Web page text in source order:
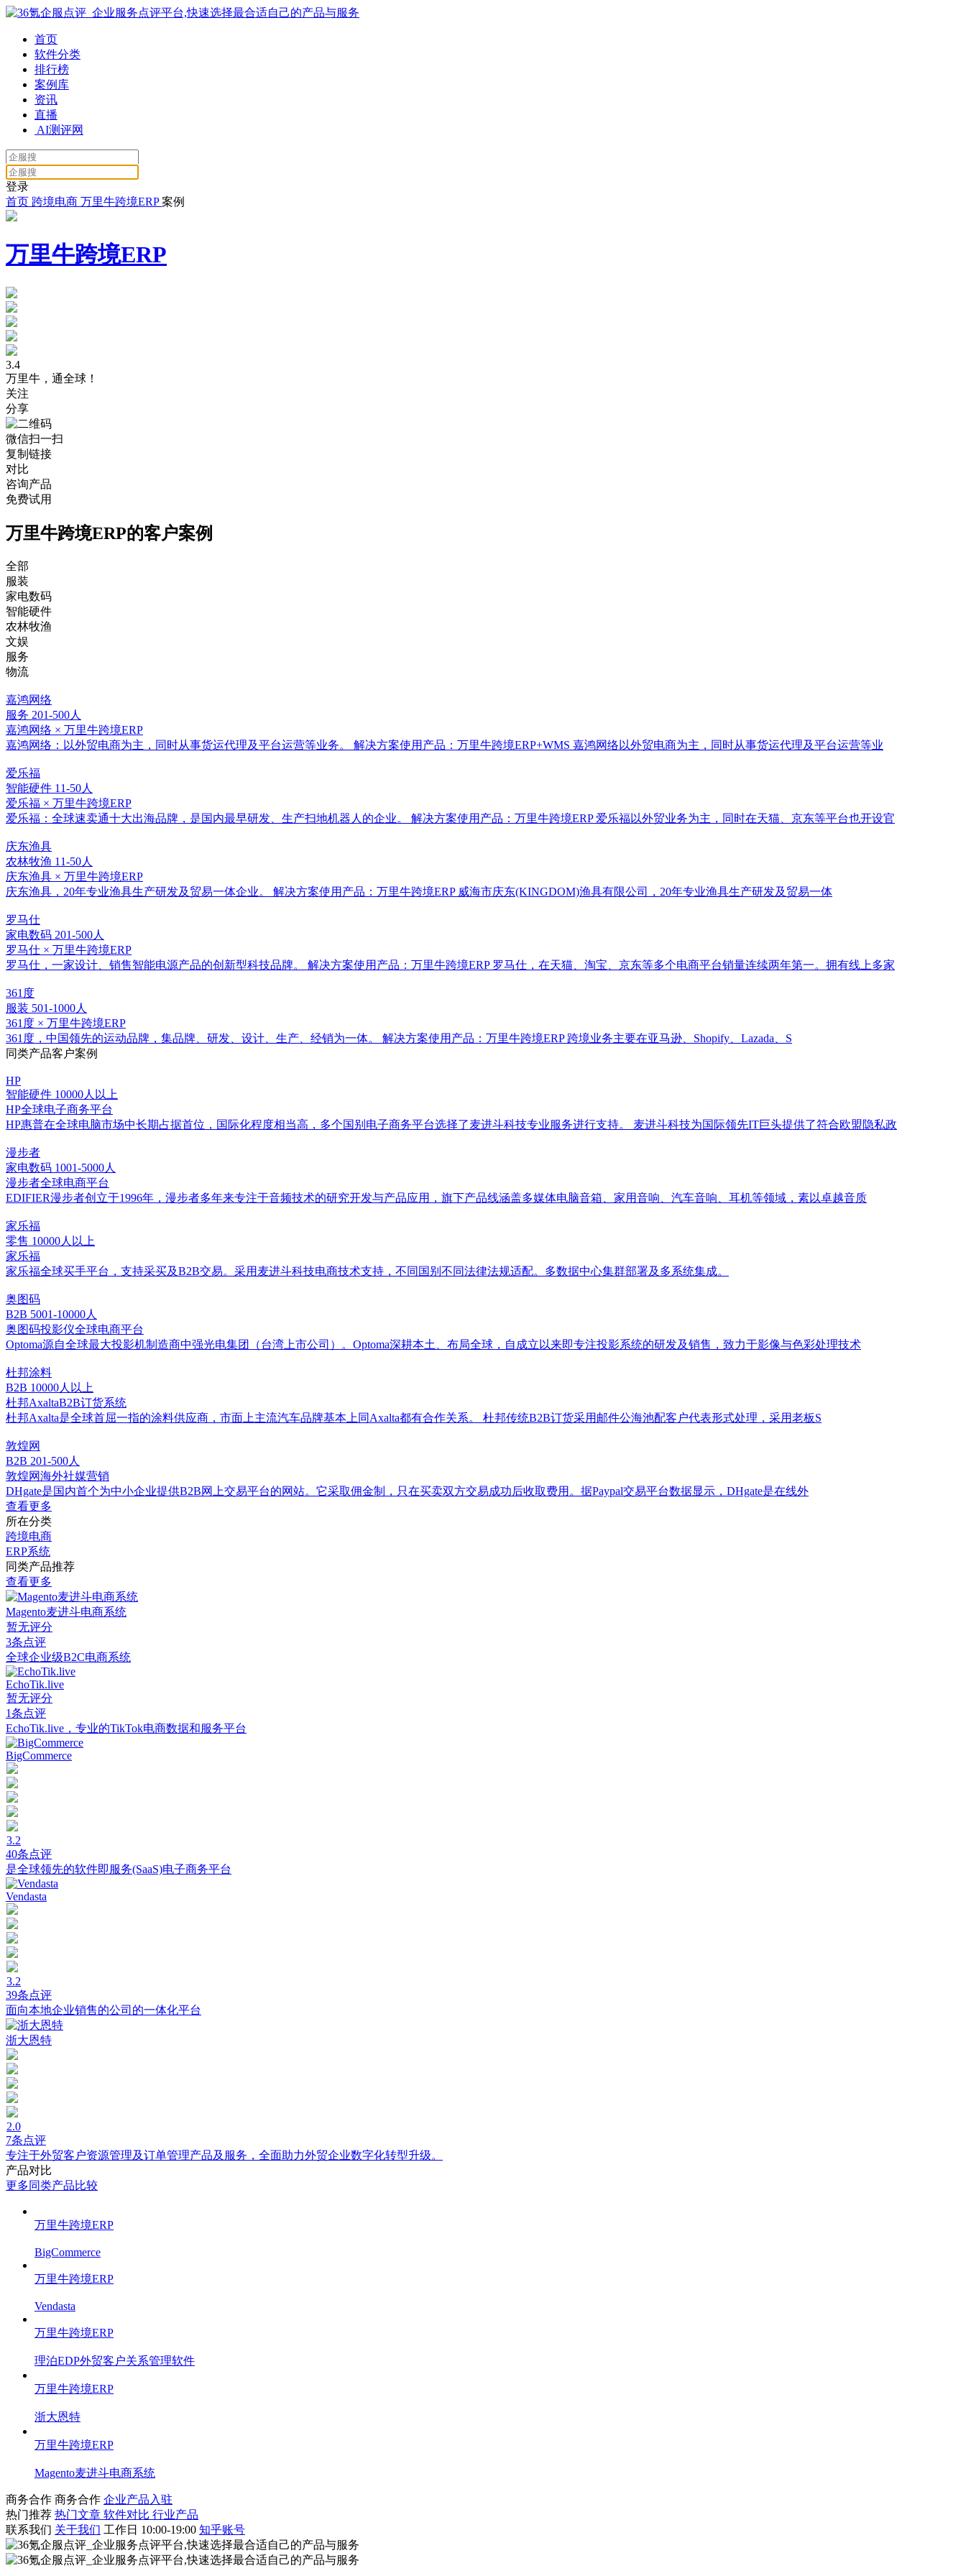
首页
软件分类
排行榜
案例库
资讯
直播
AI测评网
登录
首页 跨境电商 万里牛跨境ERP案例
万里牛跨境ERP
3.4
万里牛，通全球！
关注
分享
微信扫一扫
复制链接
对比
咨询产品
免费试用
万里牛跨境ERP的客户案例
全部
服装
家电数码
智能硬件
农林牧渔
文娱
服务
物流
嘉鸿网络
服务 201-500人
嘉鸿网络 × 万里牛跨境ERP
嘉鸿网络：以外贸电商为主，同时从事货运代理及平台运营等业务。 解决方案使用产品：万里牛跨境ERP+WMS 嘉鸿网络以外贸电商为主，同时从事货运代理及平台运营等业
爱乐福
智能硬件 11-50人
爱乐福 × 万里牛跨境ERP
爱乐福：全球速卖通十大出海品牌，是国内最早研发、生产扫地机器人的企业。 解决方案使用产品：万里牛跨境ERP 爱乐福以外贸业务为主，同时在天猫、京东等平台也开设官
庆东渔具
农林牧渔 11-50人
庆东渔具 × 万里牛跨境ERP
庆东渔具，20年专业渔具生产研发及贸易一体企业。 解决方案使用产品：万里牛跨境ERP 威海市庆东(KINGDOM)渔具有限公司，20年专业渔具生产研发及贸易一体
罗马仕
家电数码 201-500人
罗马仕 × 万里牛跨境ERP
罗马仕，一家设计、销售智能电源产品的创新型科技品牌。 解决方案使用产品：万里牛跨境ERP 罗马仕，在天猫、淘宝、京东等多个电商平台销量连续两年第一。拥有线上多家
361度
服装 501-1000人
361度 × 万里牛跨境ERP
361度，中国领先的运动品牌，集品牌、研发、设计、生产、经销为一体。 解决方案使用产品：万里牛跨境ERP 跨境业务主要在亚马逊、Shopify、Lazada、S
同类产品客户案例
HP
智能硬件 10000人以上
HP全球电子商务平台
HP惠普在全球电脑市场中长期占据首位，国际化程度相当高，多个国别电子商务平台选择了麦进斗科技专业服务进行支持。 麦进斗科技为国际领先IT巨头提供了符合欧盟隐私政
漫步者
家电数码 1001-5000人
漫步者全球电商平台
EDIFIER漫步者创立于1996年，漫步者多年来专注于音频技术的研究开发与产品应用，旗下产品线涵盖多媒体电脑音箱、家用音响、汽车音响、耳机等领域，素以卓越音质
家乐福
零售 10000人以上
家乐福
家乐福全球买手平台，支持采买及B2B交易。采用麦进斗科技电商技术支持，不同国别不同法律法规适配。多数据中心集群部署及多系统集成。
奥图码
B2B 5001-10000人
奥图码投影仪全球电商平台
Optoma源自全球最大投影机制造商中强光电集团（台湾上市公司）。Optoma深耕本土、布局全球，自成立以来即专注投影系统的研发及销售，致力于影像与色彩处理技术
杜邦涂料
B2B 10000人以上
杜邦AxaltaB2B订货系统
杜邦Axalta是全球首屈一指的涂料供应商，市面上主流汽车品牌基本上同Axalta都有合作关系。 杜邦传统B2B订货采用邮件公海池配客户代表形式处理，采用老板S
敦煌网
B2B 201-500人
敦煌网海外社媒营销
DHgate是国内首个为中小企业提供B2B网上交易平台的网站。它采取佣金制，只在买卖双方交易成功后收取费用。据Paypal交易平台数据显示，DHgate是在线外
查看更多
所在分类
跨境电商
ERP系统
同类产品推荐
查看更多
Magento麦进斗电商系统
暂无评分
3条点评
全球企业级B2C电商系统
EchoTik.live
暂无评分
1条点评
EchoTik.live，专业的TikTok电商数据和服务平台
BigCommerce
3.2
40条点评
是全球领先的软件即服务(SaaS)电子商务平台
Vendasta
3.2
39条点评
面向本地企业销售的公司的一体化平台
浙大恩特
2.0
7条点评
专注于外贸客户资源管理及订单管理产品及服务，全面助力外贸企业数字化转型升级。
产品对比
更多同类产品比较
万里牛跨境ERP
BigCommerce
万里牛跨境ERP
Vendasta
万里牛跨境ERP
理泊EDP外贸客户关系管理软件
万里牛跨境ERP
浙大恩特
万里牛跨境ERP
Magento麦进斗电商系统
商务合作 商务合作 企业产品入驻
热门推荐 热门文章 软件对比 行业产品
联系我们 关于我们 工作日 10:00-19:00 知乎账号